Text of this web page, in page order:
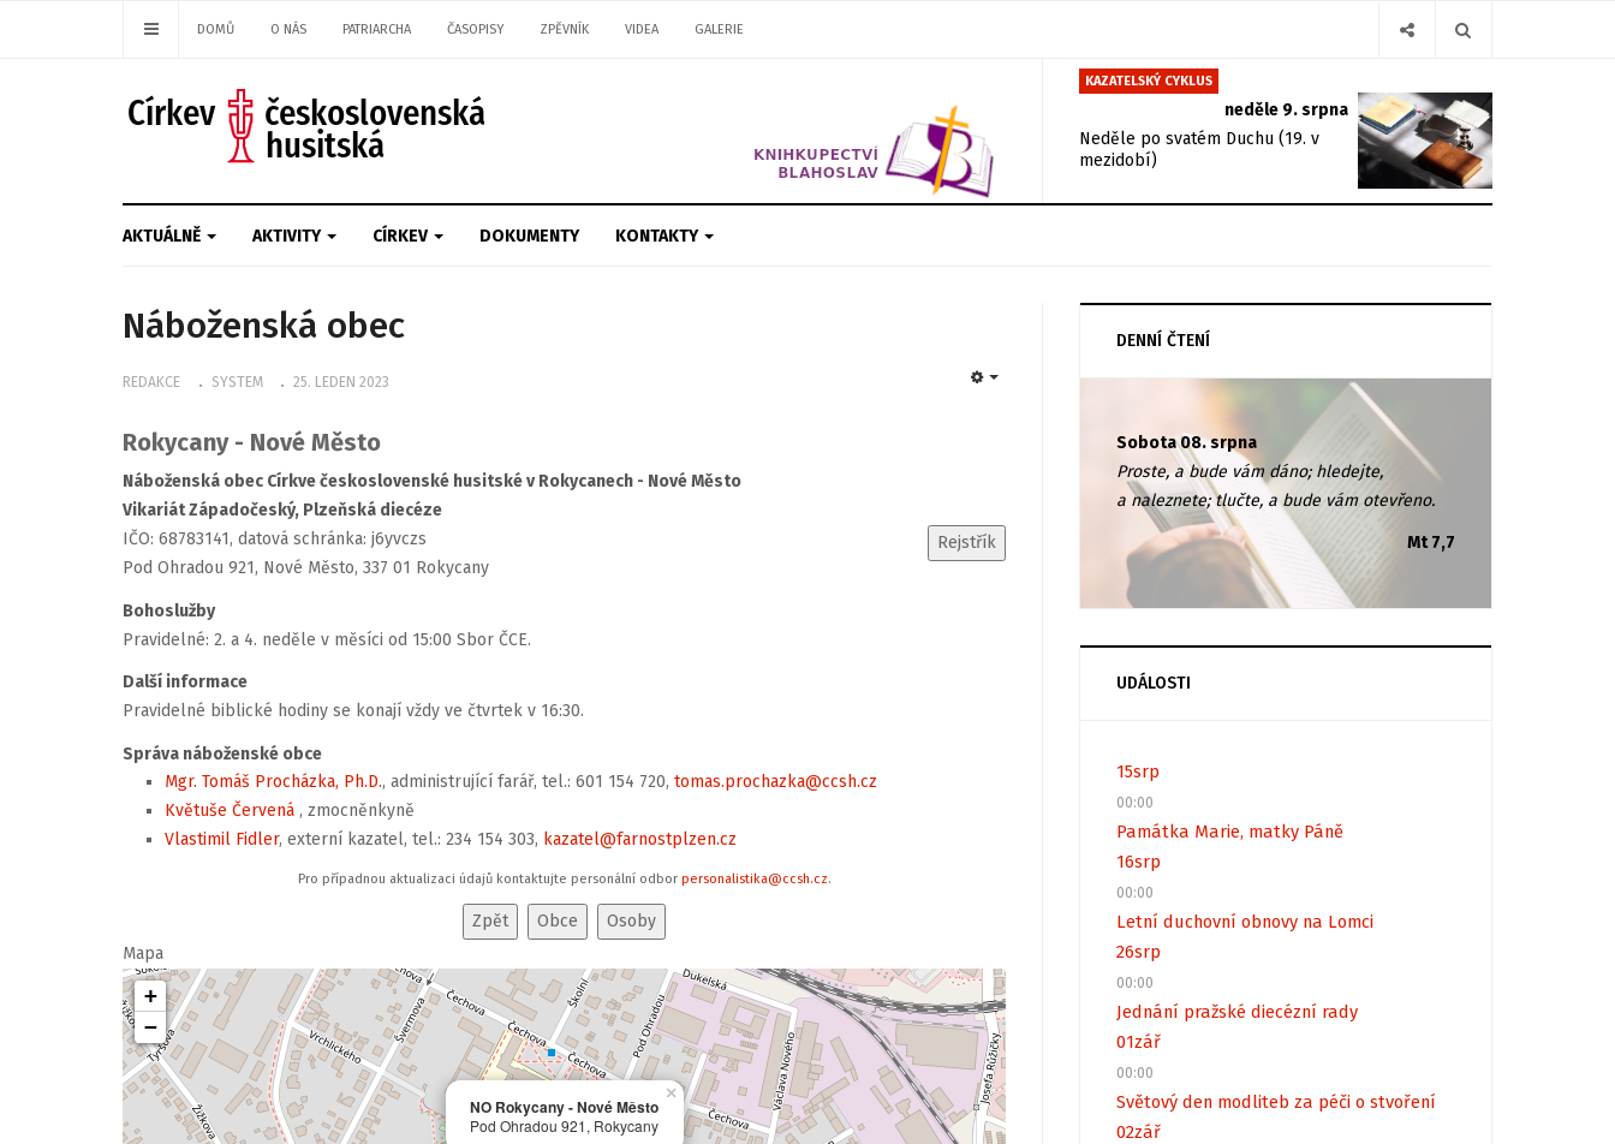
DOMŮ O NÁS PATRIARCHA ČASOPISY ZPĚVNÍK VIDEA GALERIE
KAZATELSKÝ CYKLUS
neděle 9. srpna
Neděle po svatém Duchu (19. v
mezidobí)
AKTUÁLNĚ AKTIVITY CÍRKEV DOKUMENTY KONTAKTY
Náboženská obec
REDAKCE SYSTEM 25. LEDEN 2023
Rokycany - Nové Město
Náboženská obec Církve československé husitské v Rokycanech - Nové Město
Vikariát Západočeský, Plzeňská diecéze
IČO: 68783141, datová schránka: j6yvczs
Pod Ohradou 921, Nové Město, 337 01 Rokycany
Bohoslužby
Pravidelné: 2. a 4. neděle v měsíci od 15:00 Sbor ČCE.
Další informace
Pravidelné biblické hodiny se konají vždy ve čtvrtek v 16:30.
Správa náboženské obce
Mgr. Tomáš Procházka, Ph.D., administrující farář, tel.: 601 154 720, tomas.prochazka@ccsh.cz
Květuše Červená , zmocněnkyně
Vlastimil Fidler, externí kazatel, tel.: 234 154 303, kazatel@farnostplzen.cz
Pro případnou aktualizaci údajů kontaktujte personální odbor personalistika@ccsh.cz.
Mapa
NO Rokycany - Nové Město
Pod Ohradou 921, Rokycany
×
+
−
DENNÍ ČTENÍ
Sobota 08. srpna
Proste, a bude vám dáno; hledejte,
a naleznete; tlučte, a bude vám otevřeno.
Mt 7,7
UDÁLOSTI
15srp
00:00
Památka Marie, matky Páně
16srp
00:00
Letní duchovní obnovy na Lomci
26srp
00:00
Jednání pražské diecézní rady
01zář
00:00
Světový den modliteb za péči o stvoření
02zář